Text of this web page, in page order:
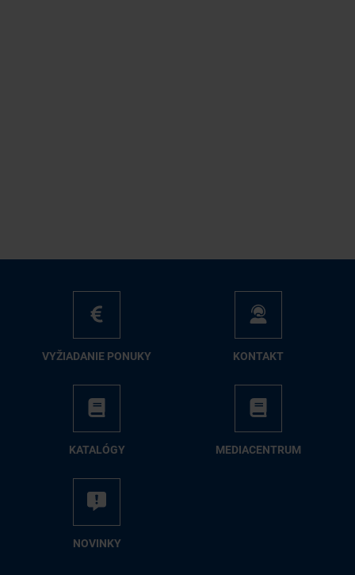
VY­ŽIA­DA­NIE PO­NU­KY KON­TAKT
KA­TA­LÓ­GY ME­DIA­CEN­TRUM
NO­VIN­KY